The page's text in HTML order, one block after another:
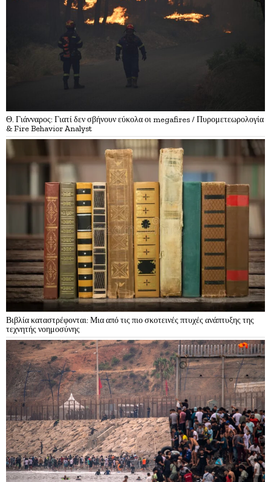
Θ. Γιάνναρος: Γιατί δεν σβήνουν εύκολα οι megafires / Πυρομετεωρολογία
& Fire Behavior Analyst
Βιβλία καταστρέφονται: Μια από τις πιο σκοτεινές πτυχές ανάπτυξης της
τεχνητής νοημοσύνης